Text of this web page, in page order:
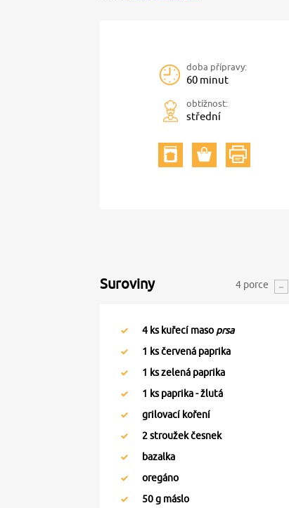
doba přípravy:
60 minut
obtížnost:
střední
Suroviny 4 porce
4 ks kuřecí maso prsa
1 ks červená paprika
1 ks zelená paprika
1 ks paprika - žlutá
grilovací koření
2stroužek česnek
bazalka
oregáno
50g máslo